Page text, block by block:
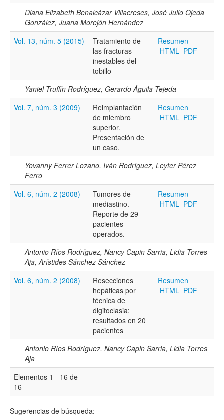
Diana Elizabeth Benalcázar Villacreses, José Julio Ojeda
González, Juana Morejón Hernández
Vol. 13, núm. 5 (2015)
Tratamiento de
las fracturas
inestables del
tobillo
Resumen
HTML PDF
Yaniel Truffín Rodríguez, Gerardo Águila Tejeda
Vol. 7, núm. 3 (2009)
Reimplantación
de miembro
superior.
Presentación de
un caso.
Resumen
HTML PDF
Yovanny Ferrer Lozano, Iván Rodríguez, Leyter Pérez
Ferro
Vol. 6, núm. 2 (2008)
Tumores de
mediastino.
Reporte de 29
pacientes
operados.
Resumen
HTML PDF
Antonio Ríos Rodríguez, Nancy Capin Sarria, Lidia Torres
Aja, Arístides Sánchez Sánchez
Vol. 6, núm. 2 (2008)
Resecciones
hepáticas por
técnica de
digitoclasia:
resultados en 20
pacientes
Resumen
HTML PDF
Antonio Ríos Rodríguez, Nancy Capin Sarria, Lidia Torres
Aja
Elementos 1 - 16 de
16
Sugerencias de búsqueda: